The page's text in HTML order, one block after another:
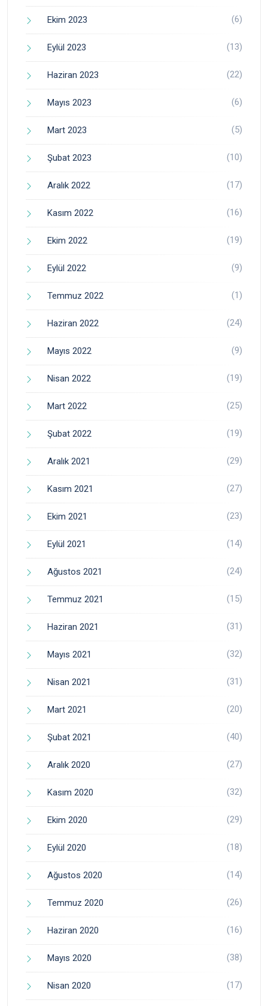
Ekim 2023 (6)
Eylül 2023 (13)
Haziran 2023 (22)
Mayıs 2023 (6)
Mart 2023 (5)
Şubat 2023 (10)
Aralık 2022 (17)
Kasım 2022 (16)
Ekim 2022 (19)
Eylül 2022 (9)
Temmuz 2022 (1)
Haziran 2022 (24)
Mayıs 2022 (9)
Nisan 2022 (19)
Mart 2022 (25)
Şubat 2022 (19)
Aralık 2021 (29)
Kasım 2021 (27)
Ekim 2021 (23)
Eylül 2021 (14)
Ağustos 2021 (24)
Temmuz 2021 (15)
Haziran 2021 (31)
Mayıs 2021 (32)
Nisan 2021 (31)
Mart 2021 (20)
Şubat 2021 (40)
Aralık 2020 (27)
Kasım 2020 (32)
Ekim 2020 (29)
Eylül 2020 (18)
Ağustos 2020 (14)
Temmuz 2020 (26)
Haziran 2020 (16)
Mayıs 2020 (38)
Nisan 2020 (17)